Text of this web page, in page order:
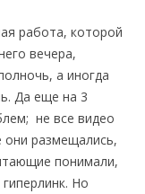
работа, которой
вечера,
а иногда
Да еще на 3
не все видео
размещались,
понимали,
Но